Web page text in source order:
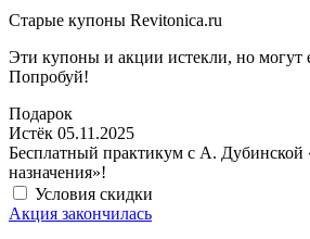
Старые купоны Revitonica.ru
Эти купоны и акции истекли, но могут
Попробуй!
Подарок
Истёк 05.11.2025
Бесплатный практикум с А. Дубинской
назначения»!
Условия скидки
Акция закончилась